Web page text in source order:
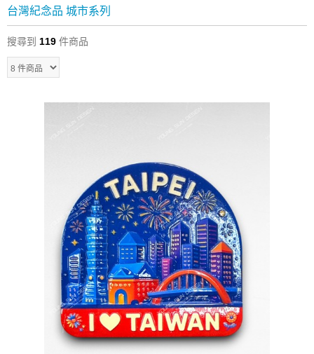
台灣紀念品 城市系列
搜尋到 119 件商品